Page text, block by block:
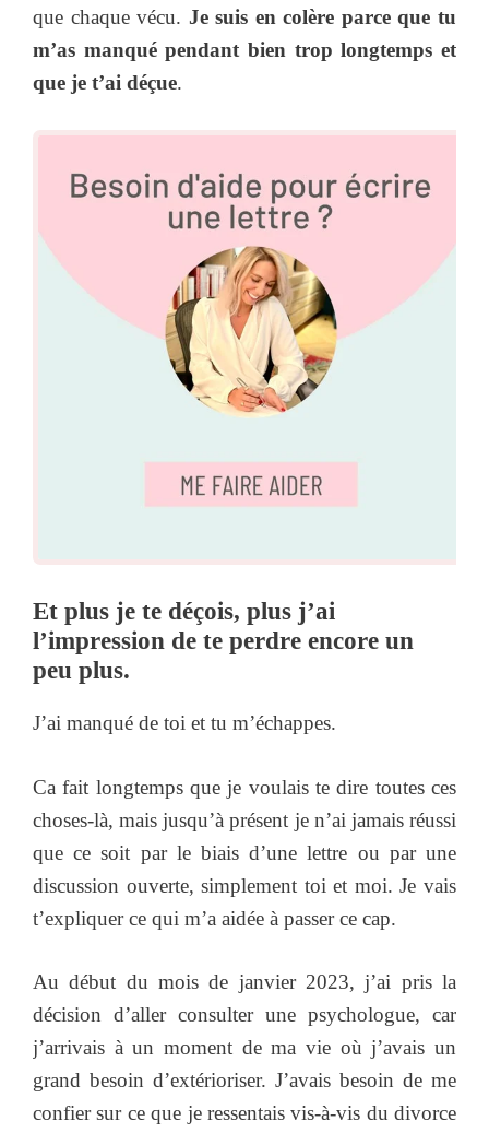
que chaque vécu. Je suis en colère parce que tu
m’as manqué pendant bien trop longtemps et
que je t’ai déçue.
Et plus je te déçois, plus j’ai
l’impression de te perdre encore un
peu plus.
J’ai manqué de toi et tu m’échappes.
Ca fait longtemps que je voulais te dire toutes ces
choses-là, mais jusqu’à présent je n’ai jamais réussi
que ce soit par le biais d’une lettre ou par une
discussion ouverte, simplement toi et moi. Je vais
t’expliquer ce qui m’a aidée à passer ce cap.
Au début du mois de janvier 2023, j’ai pris la
décision d’aller consulter une psychologue, car
j’arrivais à un moment de ma vie où j’avais un
grand besoin d’extérioriser. J’avais besoin de me
confier sur ce que je ressentais vis-à-vis du divorce